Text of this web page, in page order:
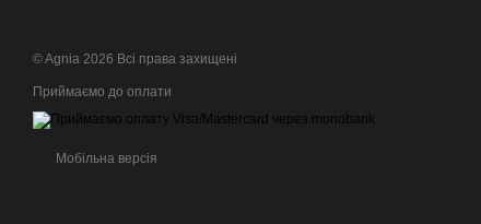
© Agnia 2026 Всі права захищені
Приймаємо до оплати
Мобільна версія